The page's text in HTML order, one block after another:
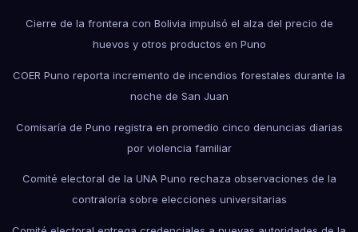
Cierre de la frontera con Bolivia impulsó el alza del precio de
huevos y otros productos en Puno
COER Puno reporta incremento de incendios forestales durante la
noche de San Juan
Comisaría de Puno registra en promedio cinco denuncias diarias
por violencia familiar
Comité electoral de la UNA Puno rechaza observaciones de la
contraloría sobre elecciones universitarias